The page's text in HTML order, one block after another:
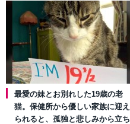
最愛の妹とお別れした19歳の老
猫。保健所から優しい家族に迎え
られると、孤独と悲しみから立ち